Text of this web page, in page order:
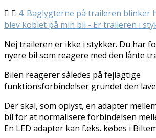
4. Baglygterne på traileren blinker
blev koblet på min bil - Er traileren i
Nej traileren er ikke i stykker. Du har
nyere bil som reagere med den lånte
Bilen reagerer således på fejlagtige
funktionsforbindelser grundet den
Der skal, som oplyst, en adapter
bil for at normalisere forbindelsen
En LED adapter kan f.eks. købes i